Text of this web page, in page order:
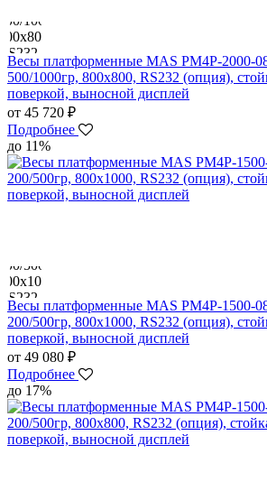
Весы платформенные MAS PM4P-2000-
500/1000гр, 800х800, RS232 (опция),
поверкой, выносной дисплей
от 45 720 ₽
Подробнее
до 11%
Весы платформенные MAS PM4P-1500-
200/500гр, 800х1000, RS232 (опция),
поверкой, выносной дисплей
от 49 080 ₽
Подробнее
до 17%